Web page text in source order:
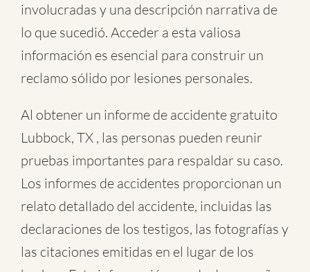
involucradas y una descripción narrativa de
lo que sucedió. Acceder a esta valiosa
información es esencial para construir un
reclamo sólido por lesiones personales.
Al obtener un informe de accidente gratuito
Lubbock, TX , las personas pueden reunir
pruebas importantes para respaldar su caso.
Los informes de accidentes proporcionan un
relato detallado del accidente, incluidas las
declaraciones de los testigos, las fotografías y
las citaciones emitidas en el lugar de los